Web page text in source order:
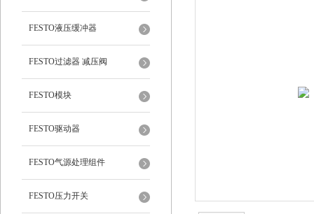
FESTO液压缓冲器
FESTO过滤器 减压阀
FESTO模块
FESTO驱动器
FESTO气源处理组件
FESTO压力开关